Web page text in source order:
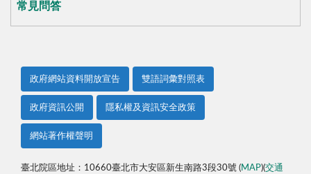
常見問答
政府網站資料開放宣告 雙語詞彙對照表
政府資訊公開 隱私權及資訊安全政策
網站著作權聲明
臺北院區地址：10660臺北市大安區新生南路3段30號 (MAP)(交通